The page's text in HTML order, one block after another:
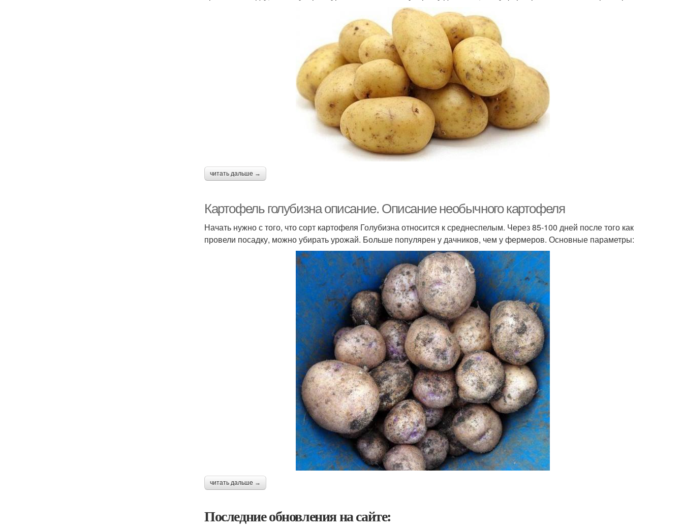
читать дальше →
Картофель голубизна описание. Описание необычного картофеля
Начать нужно с того, что сорт картофеля Голубизна относится к среднеспелым. Через 85-100 дней после того как
провели посадку, можно убирать урожай. Больше популярен у дачников, чем у фермеров. Основные параметры:
читать дальше →
Последние обновления на сайте: